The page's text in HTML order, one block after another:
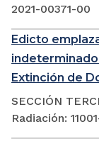
2021-00371-00
Edicto
Extinción de
SECCIÓN
Radiación: